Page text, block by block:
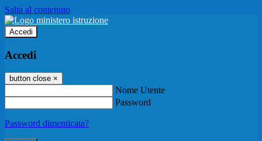
Salta al contenuto
Accedi
Accedi
button close ×
Nome Utente
Password
Password dimenticata?